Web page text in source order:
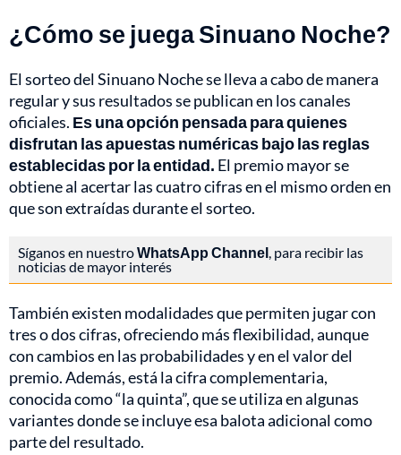
¿Cómo se juega Sinuano Noche?
El sorteo del Sinuano Noche se lleva a cabo de manera
regular y sus resultados se publican en los canales
oficiales. Es una opción pensada para quienes
disfrutan las apuestas numéricas bajo las reglas
establecidas por la entidad. El premio mayor se
obtiene al acertar las cuatro cifras en el mismo orden en
que son extraídas durante el sorteo.
Síganos en nuestroWhatsApp Channel, para recibir las
noticias de mayor interés
También existen modalidades que permiten jugar con
tres o dos cifras, ofreciendo más flexibilidad, aunque
con cambios en las probabilidades y en el valor del
premio. Además, está la cifra complementaria,
conocida como “la quinta”, que se utiliza en algunas
variantes donde se incluye esa balota adicional como
parte del resultado.